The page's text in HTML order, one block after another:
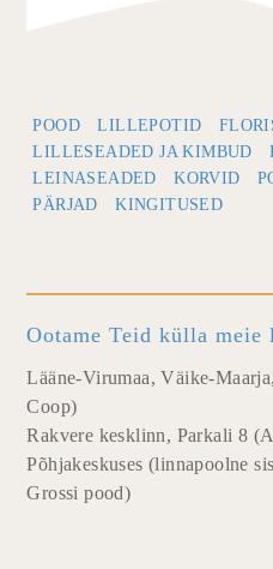
POOD LILLEPOTID
LILLESEADED JA KIMBUD
LEINASEADED
KORVID
PÄRJAD
KINGITUSED
Ootame Teid külla meie
Lääne-Virumaa, Väike-
Coop)
Rakvere kesklinn, Parkali 8
Põhjakeskuses (linnapoolne
Grossi pood)